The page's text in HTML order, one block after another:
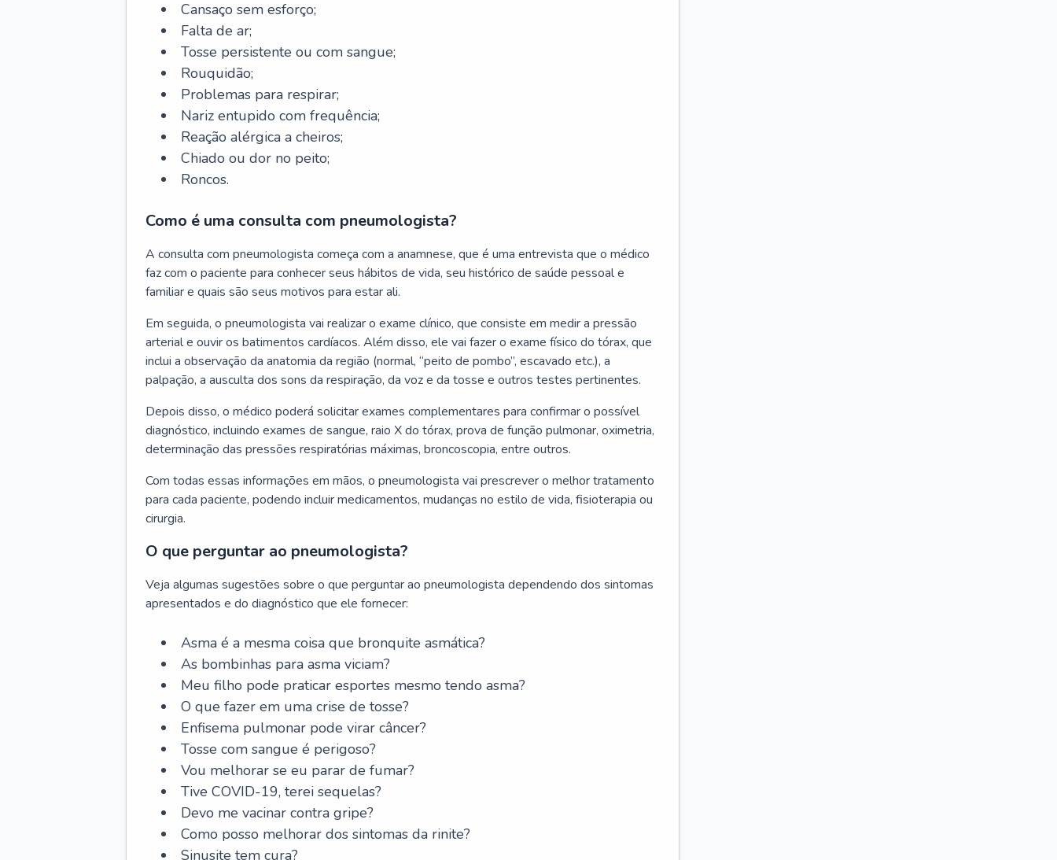
Cansaço sem esforço;
Falta de ar;
Tosse persistente ou com sangue;
Rouquidão;
Problemas para respirar;
Nariz entupido com frequência;
Reação alérgica a cheiros;
Chiado ou dor no peito;
Roncos.
Como é uma consulta com pneumologista?
A consulta com pneumologista começa com a anamnese, que é uma entrevista que o médico
faz com o paciente para conhecer seus hábitos de vida, seu histórico de saúde pessoal e
familiar e quais são seus motivos para estar ali.
Em seguida, o pneumologista vai realizar o exame clínico, que consiste em medir a pressão
arterial e ouvir os batimentos cardíacos. Além disso, ele vai fazer o exame físico do tórax, que
inclui a observação da anatomia da região (normal, “peito de pombo”, escavado etc.), a
palpação, a ausculta dos sons da respiração, da voz e da tosse e outros testes pertinentes.
Depois disso, o médico poderá solicitar exames complementares para confirmar o possível
diagnóstico, incluindo exames de sangue, raio X do tórax, prova de função pulmonar, oximetria,
determinação das pressões respiratórias máximas, broncoscopia, entre outros.
Com todas essas informações em mãos, o pneumologista vai prescrever o melhor tratamento
para cada paciente, podendo incluir medicamentos, mudanças no estilo de vida, fisioterapia ou
cirurgia.
O que perguntar ao pneumologista?
Veja algumas sugestões sobre o que perguntar ao pneumologista dependendo dos sintomas
apresentados e do diagnóstico que ele fornecer:
Asma é a mesma coisa que bronquite asmática?
As bombinhas para asma viciam?
Meu filho pode praticar esportes mesmo tendo asma?
O que fazer em uma crise de tosse?
Enfisema pulmonar pode virar câncer?
Tosse com sangue é perigoso?
Vou melhorar se eu parar de fumar?
Tive COVID-19, terei sequelas?
Devo me vacinar contra gripe?
Como posso melhorar dos sintomas da rinite?
Sinusite tem cura?